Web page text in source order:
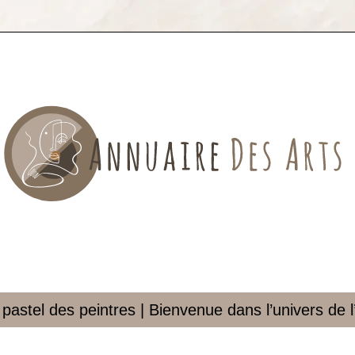
des peintres | Bienvenue dans l’univers de